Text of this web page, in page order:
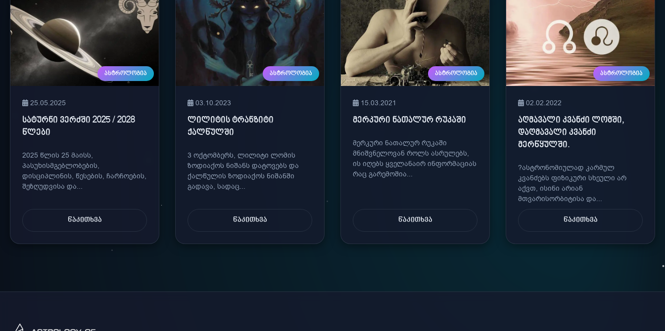
ᲐᲡᲢᲠᲝᲚᲝᲒᲘᲐ
25.05.2025
ᲡᲐᲢᲣᲠᲜᲘ ᲕᲔᲠᲫᲨᲘ 2025 / 2028
ᲬᲚᲔᲑᲘ
2025 წლის 25 მაისს,
პასუხისმგებლობების,
დისციპლინის, წესების, ჩარჩოების,
შეზღუდვისა და...
ᲬᲐᲙᲘᲗᲮᲕᲐ
ᲐᲡᲢᲠᲝᲚᲝᲒᲘᲐ
03.10.2023
ᲚᲘᲚᲘᲢᲘᲡ ᲢᲠᲐᲜᲖᲘᲢᲘ
ᲥᲐᲚᲬᲣᲚᲨᲘ
3 ოქტომბერს, ლილიტი ლომის
ზოდიაქოს ნიშანს დატოვებს და
ქალწულის ზოდიაქოს ნიშანში
გადავა, სადაც...
ᲬᲐᲙᲘᲗᲮᲕᲐ
ᲐᲡᲢᲠᲝᲚᲝᲒᲘᲐ
15.03.2021
ᲛᲔᲠᲙᲣᲠᲘ ᲜᲐᲗᲐᲚᲣᲠ ᲠᲣᲙᲐᲨᲘ
მერკური ნათალურ რუკაში
მნიშვნელოვან როლს ასრულებს,
ის იღებს ყველანაირ ინფორმაციას
რაც გარემოშია...
ᲬᲐᲙᲘᲗᲮᲕᲐ
ᲐᲡᲢᲠᲝᲚᲝᲒᲘᲐ
02.02.2022
ᲐᲦᲛᲐᲕᲐᲚᲘ ᲙᲕᲐᲜᲫᲘ ᲚᲝᲛᲨᲘ,
ᲓᲐᲦᲛᲐᲕᲐᲚᲘ ᲙᲕᲐᲜᲫᲘ
ᲛᲔᲠᲬᲧᲣᲚᲨᲘ.
?ასტრონომიულად კარმულ
კვანძებს ფიზიკური სხეული არ
აქვთ, ისინი არიან
მთვარისორბიტისა და...
ᲬᲐᲙᲘᲗᲮᲕᲐ